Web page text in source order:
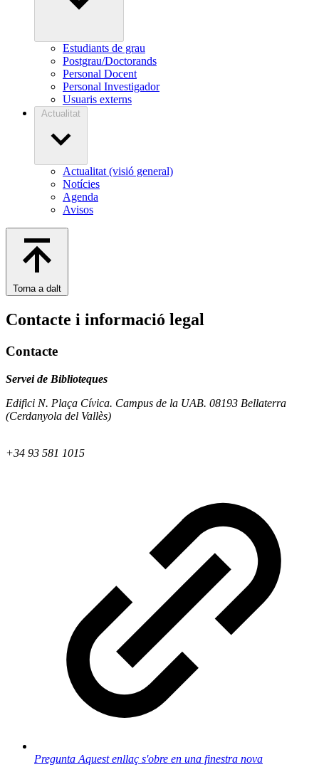
Estudiants de grau
Postgrau/Doctorands
Personal Docent
Personal Investigador
Usuaris externs
Actualitat
Actualitat (visió general)
Notícies
Agenda
Avisos
Torna a dalt
Contacte i informació legal
Contacte
Servei de Biblioteques
Edifici N. Plaça Cívica. Campus de la UAB. 08193 Bellaterra
(Cerdanyola del Vallès)
+34 93 581 1015
Pregunta Aquest enllaç s'obre en una finestra nova